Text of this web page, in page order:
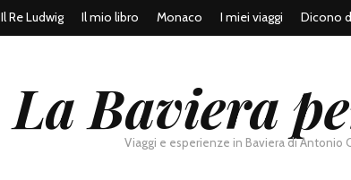
Il Re Ludwig Il mio libro Monaco I miei viaggi Dicono
La Baviera
Viaggi e esperienze in Baviera di Antonio